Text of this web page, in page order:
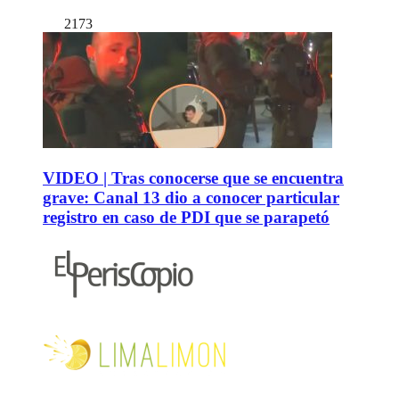
2173
VIDEO | Tras conocerse que se encuentra
grave: Canal 13 dio a conocer particular
registro en caso de PDI que se parapetó